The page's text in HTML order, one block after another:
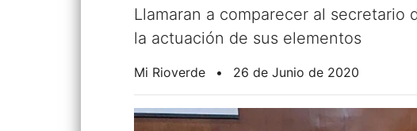
Llamaran a comparecer al secretario
la actuación de sus elementos
Mi Rioverde • 26 de Junio de 2020